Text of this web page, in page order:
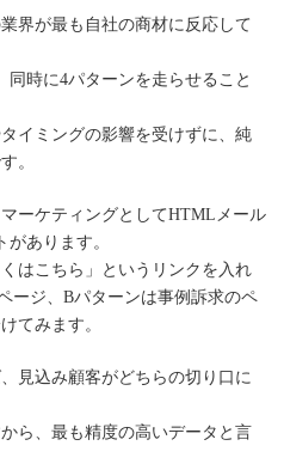
界が最も自社の商材に反応して
時に4パターンを走らせること
イミングの影響を受けずに、純
。
ーケティングとしてHTMLメール
あります。
はこちら」というリンクを入れ
ージ、Bパターンは事例訴求のペ
てみます。
見込み顧客がどちらの切り口に
ら、最も精度の高いデータと言